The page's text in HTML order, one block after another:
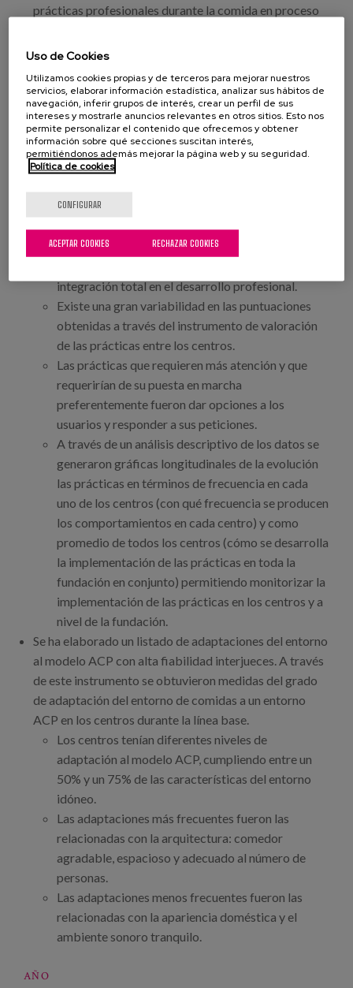
prácticas profesionales durante la comida en proceso
Se obtuvieron los datos sobre las prácticas
ACP en relación a las preferencias (una valoración por
cada una de las 54 grabaciones). La información más
relevante indica que:
El lenguaje utilizado por las auxiliares se ajusta a
las preferencias de los usuarios con gran
Las prácticas profesionales relacionadas con las
preferencias de las personas según el modelo ACP
se encontrarían relativamente implementadas,
integración total en el desarrollo profesional.
Existe una gran variabilidad en las puntuaciones
obtenidas a través del instrumento de valoración
de las prácticas entre los centros.
Las prácticas que requieren más atención y que
requerirían de su puesta en marcha
preferentemente fueron dar opciones a los
usuarios y responder a sus peticiones.
A través de un análisis descriptivo de los datos se
generaron gráficas longitudinales de la evolución
las prácticas en términos de frecuencia en cada
uno de los centros (con qué frecuencia se producen
los comportamientos en cada centro) y como
promedio de todos los centros (cómo se desarrolla
la implementación de las prácticas en toda la
fundación en conjunto) permitiendo monitorizar la
implementación de las prácticas en los centros y a
nivel de la fundación.
Se ha elaborado un listado de adaptaciones del entorno
al modelo ACP con alta fiabilidad interjueces. A través
de este instrumento se obtuvieron medidas del grado
de adaptación del entorno de comidas a un entorno
ACP en los centros durante la línea base.
Los centros tenían diferentes niveles de
adaptación al modelo ACP, cumpliendo entre un
50% y un 75% de las características del entorno
idóneo.
Las adaptaciones más frecuentes fueron las
relacionadas con la arquitectura: comedor
agradable, espacioso y adecuado al número de
personas.
Las adaptaciones menos frecuentes fueron las
relacionadas con la apariencia doméstica y el
ambiente sonoro tranquilo.
AÑO
Uso de Cookies
Utilizamos cookies propias y de terceros para mejorar nuestros
servicios, elaborar información estadística, analizar sus hábitos de
navegación, inferir grupos de interés, crear un perfil de sus
intereses y mostrarle anuncios relevantes en otros sitios. Esto nos
permite personalizar el contenido que ofrecemos y obtener
información sobre qué secciones suscitan interés,
permitiéndonos además mejorar la página web y su seguridad.
Política de cookies
CONFIGURAR
RECHAZAR COOKIES
ACEPTAR COOKIES